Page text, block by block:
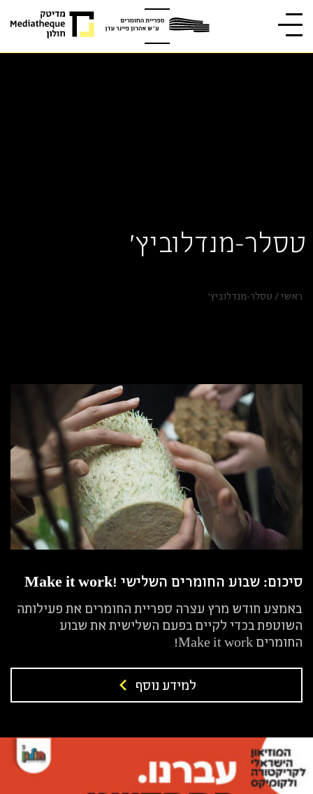
טסלר-מנדלוביץ'
ראשי/ טסלר-מנדלוביץ'
סיכום: שבוע החומרים השלישי !Make it work
באמצע חודש מרץ עצרה ספריית החומרים את פעילותה
השוטפת בכדי לקיים בפעם השלישית את שבוע
החומרים Make it work!
למידע נוסף